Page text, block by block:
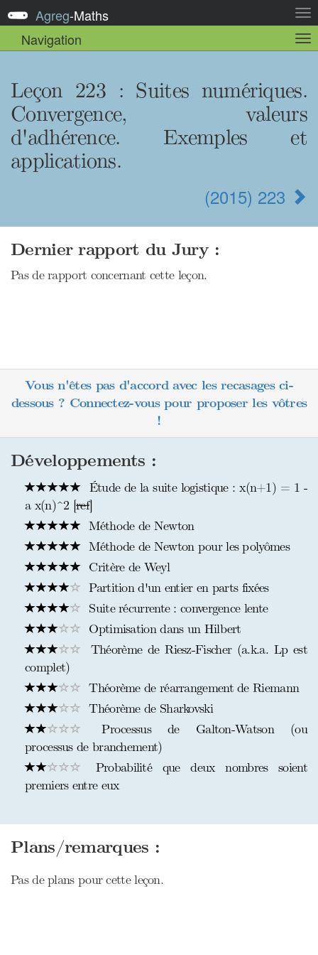
la
Agreg-Maths
Navigation
la
Leçon 223 : Suites numériques.
Convergence, valeurs
d'adhérence. Exemples et
applications.
(2015) 223
Dernier rapport du Jury :
Pas de rapport concernant cette leçon.
Vous n'êtes pas d'accord avec les recasages ci-
dessous ? Connectez-vous pour proposer les vôtres
!
Développements :
Étude de la suite logistique : x(n+1) = 1 -
a x(n)^2 [ref]
Méthode de Newton
Méthode de Newton pour les polyômes
Critère de Weyl
Partition d'un entier en parts fixées
Suite récurrente : convergence lente
Optimisation dans un Hilbert
Théorème de Riesz-Fischer (a.k.a. Lp est
complet)
Théorème de réarrangement de Riemann
Théorème de Sharkovski
Processus de Galton-Watson (ou
processus de branchement)
Probabilité que deux nombres soient
premiers entre eux
Plans/remarques :
Pas de plans pour cette leçon.